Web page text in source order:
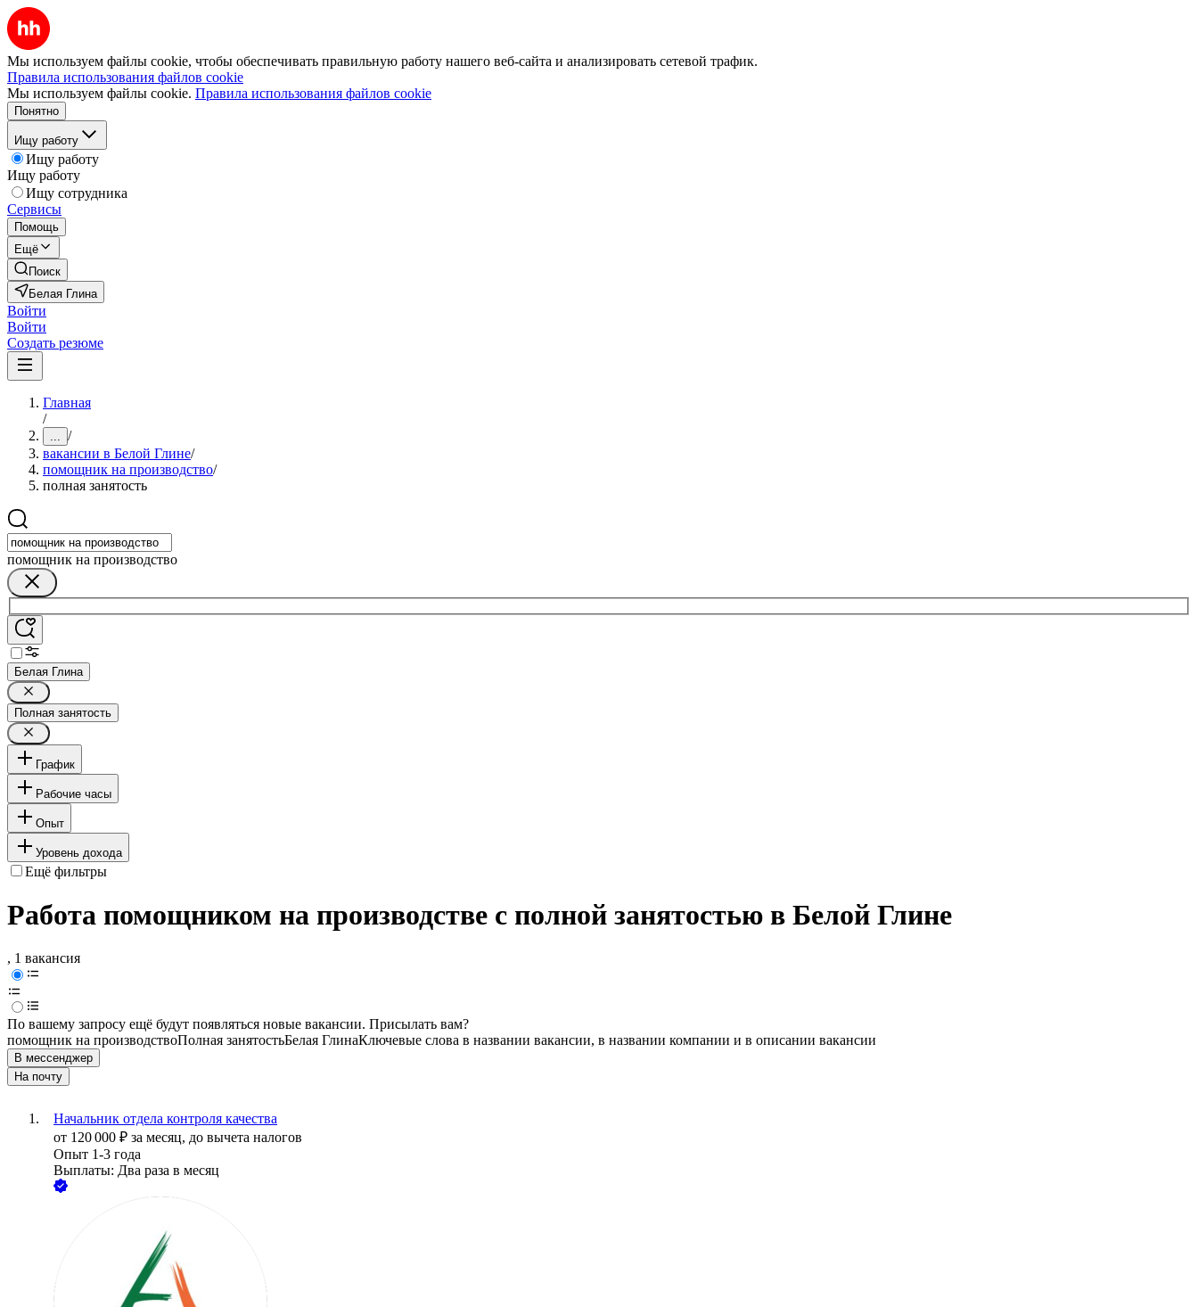
Мы используем файлы cookie, чтобы обеспечивать правильную работу нашего веб-сайта и анализировать сетевой трафик.
Правила использования файлов cookie
Мы используем файлы cookie. Правила использования файлов cookie
Понятно
Ищу работу
Ищу работу
Ищу работу
Ищу сотрудника
Сервисы
Помощь
Ещё
Поиск
Белая Глина
Войти
Войти
Создать резюме
Главная
/
... /
вакансии в Белой Глине/
помощник на производство/
полная занятость
помощник на производство
Белая Глина
Полная занятость
График
Рабочие часы
Опыт
Уровень дохода
Ещё фильтры
Работа помощником на производстве с полной занятостью в Белой Глине
, 1 вакансия
По вашему запросу ещё будут появляться новые вакансии. Присылать вам?
помощник на производствоПолная занятостьБелая ГлинаКлючевые слова в названии вакансии, в названии компании и в описании вакансии
В мессенджер
На почту
Начальник отдела контроля качества
от 120 000 ₽ за месяц, до вычета налогов
Опыт 1-3 года
Выплаты: Два раза в месяц